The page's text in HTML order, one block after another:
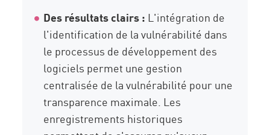
Des résultats clairs : L'intégration de
l'identification de la vulnérabilité dans
le processus de développement des
logiciels permet une gestion
centralisée de la vulnérabilité pour une
transparence maximale. Les
enregistrements historiques